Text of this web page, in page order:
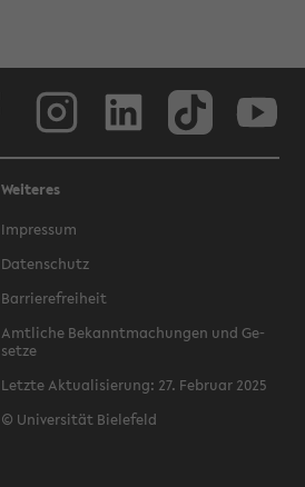
Face­book
Weiteres
Im­pres­sum
Da­ten­schutz
Bar­rie­re­frei­heit
Amt­li­che Be­kannt­ma­chun­gen und Ge­
set­ze
Letz­te Ak­tua­li­sie­rung: 27. Fe­bru­ar 2025
© Uni­ver­si­tät Bie­le­feld